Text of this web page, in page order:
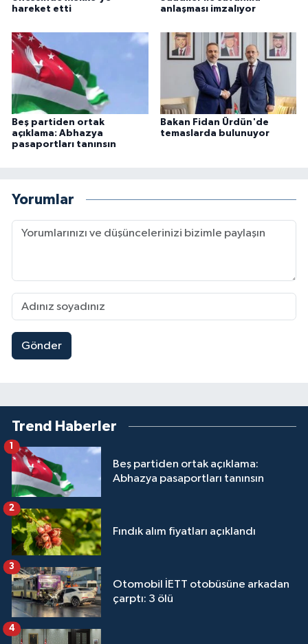
hareket etti
anlaşması imzalıyor
Beş partiden ortak
açıklama: Abhazya
pasaportları tanınsın
Bakan Fidan Ürdün'de
temaslarda bulunuyor
Yorumlar
Gönder
Trend Haberler
Beş partiden ortak açıklama:
Abhazya pasaportları tanınsın
1
Fındık alım fiyatları açıklandı
2
Otomobil İETT otobüsüne arkadan
çarptı: 3 ölü
3
4